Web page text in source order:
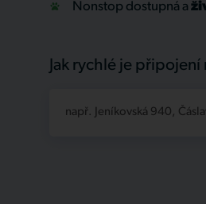
Nonstop dostupná a
Jak rychlé je připojení
např. Jeníkovská 940,